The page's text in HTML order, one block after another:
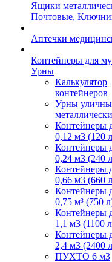
Ящики
Почтовые,
Аптечки
Контейнеры для
Урны
Калькулятор
контейнеров
Урны
Контейнеры
0,12 м3 (120
Контейнеры
0,24 м3 (240
Контейнеры
0,66 м3 (660
Контейнеры
0,75 м³ (750
Контейнеры
1,1 м3 (1100
Контейнеры
2,4 м3 (2400
ПУХТО 6 м3